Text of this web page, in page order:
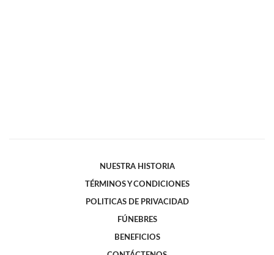
NUESTRA HISTORIA
TÉRMINOS Y CONDICIONES
POLITICAS DE PRIVACIDAD
FÚNEBRES
BENEFICIOS